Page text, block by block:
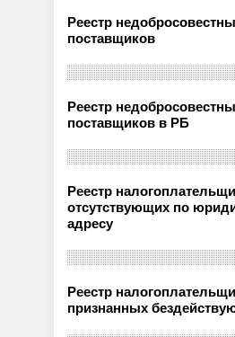
Реестр
поставщиков
Реестр
поставщиков в РБ
Реестр
отсутствующих по
адресу
Реестр
признанных